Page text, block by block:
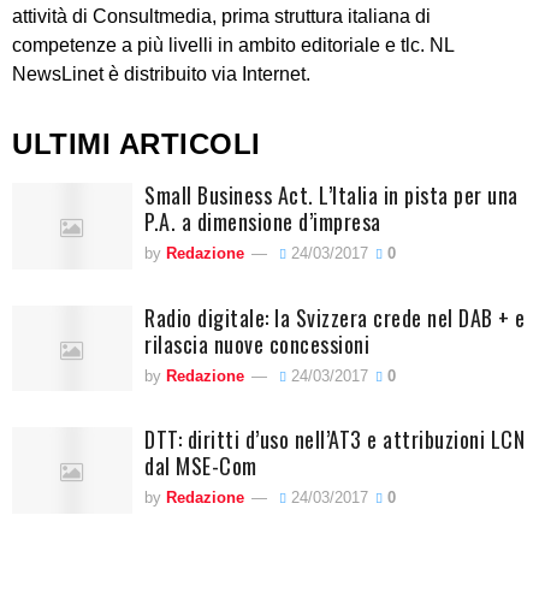
attività di Consultmedia, prima struttura italiana di
competenze a più livelli in ambito editoriale e tlc. NL
NewsLinet è distribuito via Internet.
ULTIMI ARTICOLI
Small Business Act. L’Italia in pista per una
P.A. a dimensione d’impresa
by Redazione 24/03/2017 0
Radio digitale: la Svizzera crede nel DAB + e
rilascia nuove concessioni
by Redazione 24/03/2017 0
DTT: diritti d’uso nell’AT3 e attribuzioni LCN
dal MSE-Com
by Redazione 24/03/2017 0